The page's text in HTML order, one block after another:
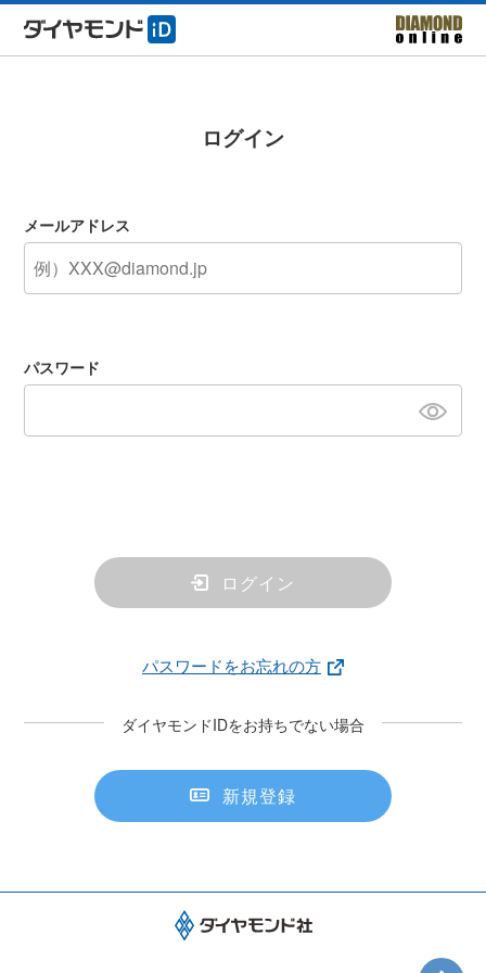
ログイン
メールアドレス
パスワード
ログイン
パスワードをお忘れの方
ダイヤモンドIDをお持ちでない場合
新規登録